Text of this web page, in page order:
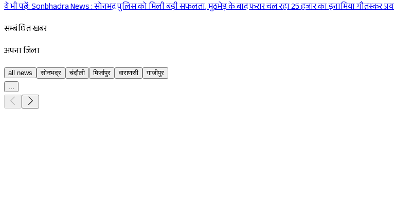
Sponsored
ये भी पढ़ें:Sonbhadra News : सोनभद्र पुलिस को मिली बड़ी सफलता, मुठभेड़ के बाद फरार चल रहा 25 हजार का इनामिया गौतस्कर
सम्बंधित खबर
अपना जिला
all news सोनभद्र चंदौली मिर्जापुर वाराणसी
गाजीपुर
...